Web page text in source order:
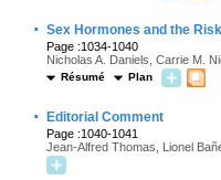
· Sex Hormones and the
Page :1034-1040
Nicholas A. Daniels, Carrie M.
Résumé Plan
· Editorial Comment
Page :1040-1041
Jean-Alfred Thomas, Lionel